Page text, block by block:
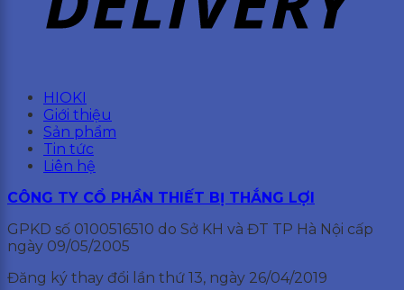
HIOKI
Giới thiệu
Sản phẩm
Tin tức
Liên hệ
CÔNG TY CỔ PHẦN THIẾT BỊ THẮNG LỢI
GPKD số 0100516510 do Sở KH và ĐT TP Hà Nội cấp
ngày 09/05/2005
Đăng ký thay đổi lần thứ 13, ngày 26/04/2019